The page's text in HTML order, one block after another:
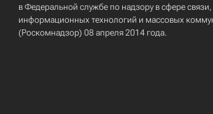
в Федеральной службе по надзору в сфере связи,
информационных технологий и массовых
(Роскомнадзор) 08 апреля 2014 года.